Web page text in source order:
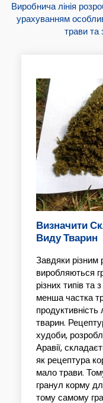
Виробнича лінія
урахуванням
трави та
Визначити
Виду Тварин
Завдяки різним
виробляються
різних типів та
менша частка
продуктивність
тварин.
худоби,
Аравії,
як рецептура
мало трави.
гранул корму
тому самому